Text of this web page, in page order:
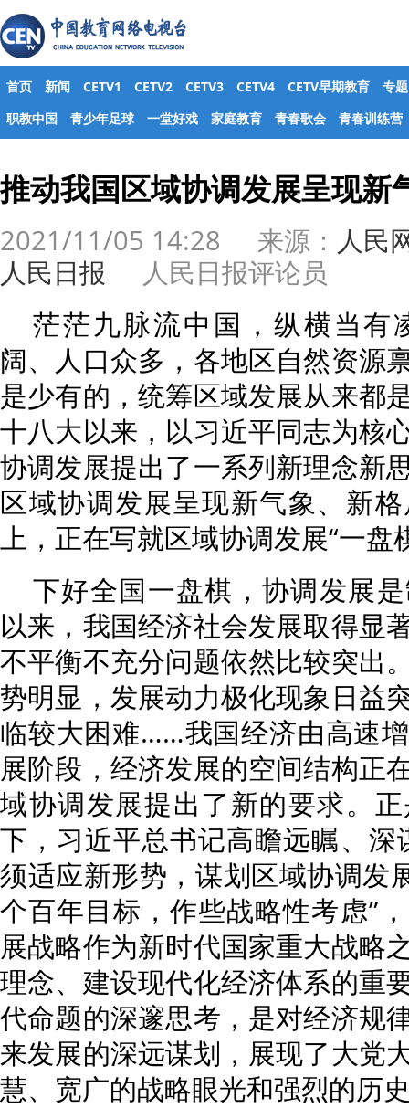
首页 新闻 CETV1 CETV2 CETV3 CETV4 CETV早期教育
专题
职教中国
青少年足球 一堂好戏 家庭教育 青春歌会 青春训练营
推动我国区域协调发展呈现新
2021/11/05 14:28 来源： 人民
人民日报 人民日报评论员
茫茫九脉流中国，纵横当有
阔、人口众多，各地区自然资源
是少有的，统筹区域发展从来都
十八大以来，以习近平同志为核
协调发展提出了一系列新理念新
区域协调发展呈现新气象、新
上，正在写就区域协调发展“一盘
下好全国一盘棋，协调发展
以来，我国经济社会发展取得显
不平衡不充分问题依然比较突出
势明显，发展动力极化现象日益
临较大困难……我国经济由高速
展阶段，经济发展的空间结构正
域协调发展提出了新的要求。
下，习近平总书记高瞻远瞩、深
须适应新形势，谋划区域协调发
个百年目标，作些战略性考虑”
展战略作为新时代国家重大战略
理念、建设现代化经济体系的重
代命题的深邃思考，是对经济规
来发展的深远谋划，展现了大党
慧、宽广的战略眼光和强烈的历